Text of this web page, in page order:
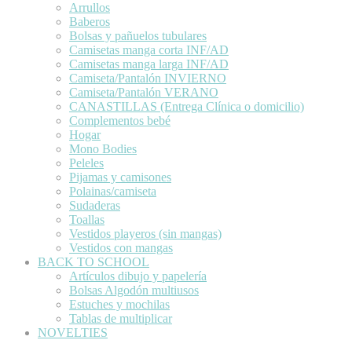
Arrullos
Baberos
Bolsas y pañuelos tubulares
Camisetas manga corta INF/AD
Camisetas manga larga INF/AD
Camiseta/Pantalón INVIERNO
Camiseta/Pantalón VERANO
CANASTILLAS (Entrega Clínica o domicilio)
Complementos bebé
Hogar
Mono Bodies
Peleles
Pijamas y camisones
Polainas/camiseta
Sudaderas
Toallas
Vestidos playeros (sin mangas)
Vestidos con mangas
BACK TO SCHOOL
Artículos dibujo y papelería
Bolsas Algodón multiusos
Estuches y mochilas
Tablas de multiplicar
NOVELTIES